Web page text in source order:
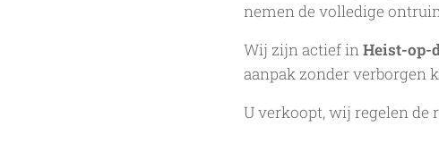
nemen de volledige
Wij zijn actief inHeist-op-
aanpak zonder verborgen
U verkoopt, wij regelen de